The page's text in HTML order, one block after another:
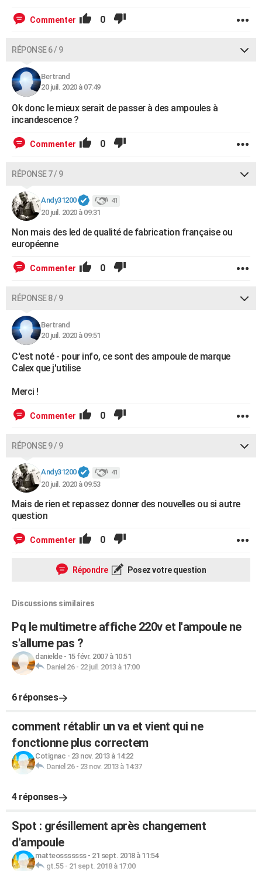
Commenter 0
RÉPONSE 6 / 9
Bertrand
20 juil. 2020 à 07:49
Ok donc le mieux serait de passer à des ampoules à
incandescence ?
Commenter 0
RÉPONSE 7 / 9
Andy31200 41
20 juil. 2020 à 09:31
Non mais des led de qualité de fabrication française ou
européenne
Commenter 0
RÉPONSE 8 / 9
Bertrand
20 juil. 2020 à 09:51
C'est noté - pour info, ce sont des ampoule de marque
Calex que j'utilise
Merci !
Commenter 0
RÉPONSE 9 / 9
Andy31200 41
20 juil. 2020 à 09:53
Mais de rien et repassez donner des nouvelles ou si autre
question
Commenter 0
Répondre Posez votre question
Discussions similaires
Pq le multimetre affiche 220v et l'ampoule ne
s'allume pas ?
danielde- 15 févr. 2007 à 10:51
Daniel 26- 22 juil. 2013 à 17:00
6 réponses
comment rétablir un va et vient qui ne
fonctionne plus correctem
Cotignac - 23 nov. 2013 à 14:22
Daniel 26- 23 nov. 2013 à 14:37
4 réponses
Spot : grésillement après changement
d'ampoule
matteosssssss- 21 sept. 2018 à 11:54
gt.55- 21 sept. 2018 à 17:00